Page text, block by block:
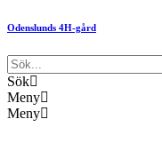
Odenslunds 4H-gård
Sök
Meny
Meny